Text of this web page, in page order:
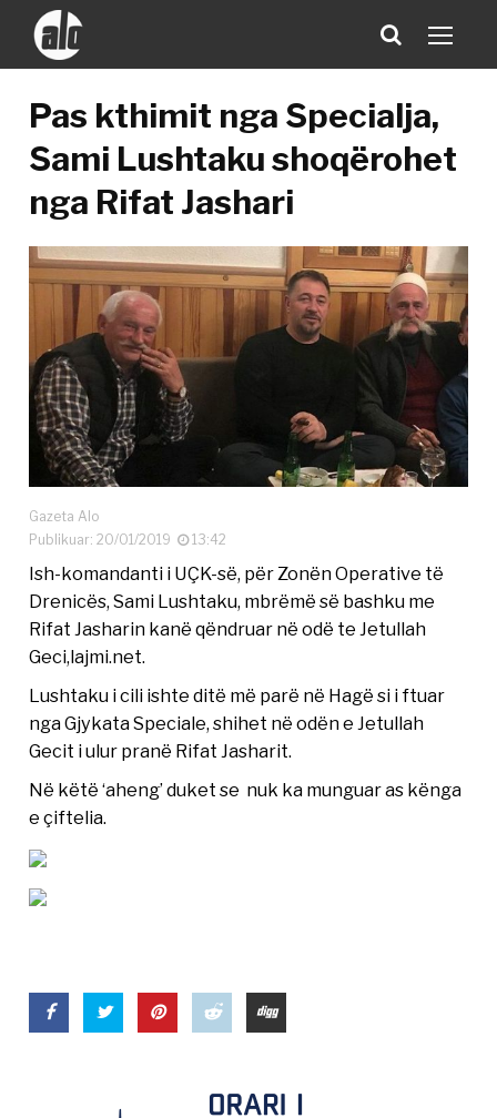
Pas kthimit nga Specialja,
Sami Lushtaku shoqërohet
nga Rifat Jashari
Gazeta Alo
Publikuar: 20/01/2019
13:42
Ish-komandanti i UÇK-së, për Zonën Operative të
Drenicës, Sami Lushtaku, mbrëmë së bashku me
Rifat Jasharin kanë qëndruar në odë te Jetullah
Geci,lajmi.net.
Lushtaku i cili ishte ditë më parë në Hagë si i ftuar
nga Gjykata Speciale, shihet në odën e Jetullah
Gecit i ulur pranë Rifat Jasharit.
Në këtë ‘aheng’ duket se nuk ka munguar as kënga
e çiftelia.